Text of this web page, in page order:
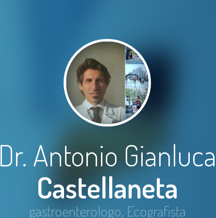
Dr. Antonio Gianluca
Castellaneta
gastroenterologo, Ecografista